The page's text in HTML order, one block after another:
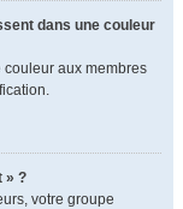
dans une couleur
couleur aux membres
» ?
votre groupe